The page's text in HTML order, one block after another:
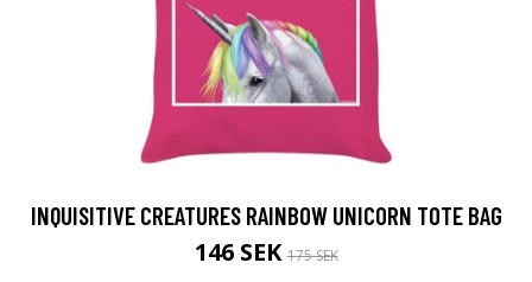
INQUISITIVE CREATURES RAINBOW UNICORN TOTE BAG
146 SEK175 SEK